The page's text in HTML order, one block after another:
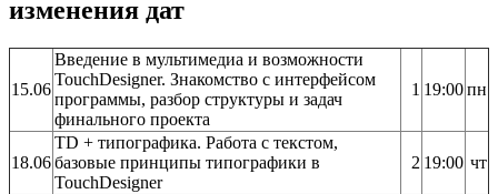
изменения дат
15.06
Введение в мультимедиа и возможности
TouchDesigner. Знакомство с интерфейсом
программы, разбор структуры и задач
финального проекта
1 19:00пн
18.06
TD + типографика. Работа с текстом,
базовые принципы типографики в
TouchDesigner
2 19:00 чт